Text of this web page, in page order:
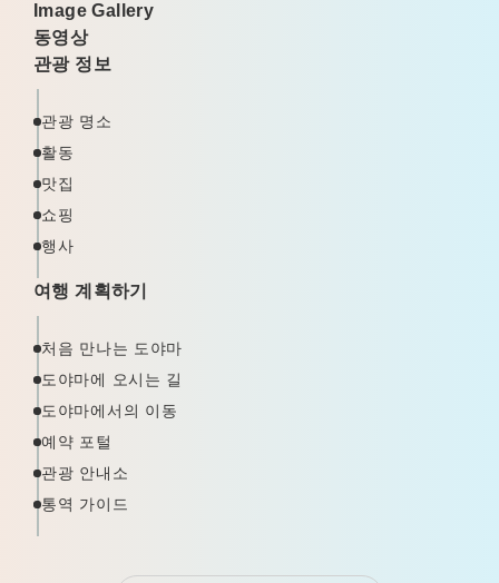
Image Gallery
동영상
관광 정보
관광 명소
활동
맛집
쇼핑
행사
여행 계획하기
처음 만나는 도야마
도야마에 오시는 길
도야마에서의 이동
예약 포털
관광 안내소
통역 가이드